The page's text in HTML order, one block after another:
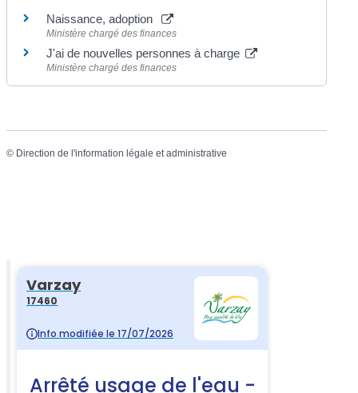
Naissance, adoption
Ministère chargé des finances
J'ai de nouvelles personnes à charge
Ministère chargé des finances
© Direction de l'information légale et administrative